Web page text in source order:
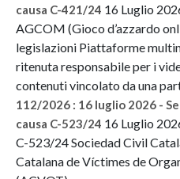
causa C-421/24 16 Luglio
AGCOM (Gioco d’azzardo
legislazioni Piattaforme
ritenuta responsabile per i
contenuti vincolato da una
112/2026 : 16 luglio 2026 -
causa C-523/24 16 Luglio
C-523/24 Sociedad Civil
Catalana de Víctimes de